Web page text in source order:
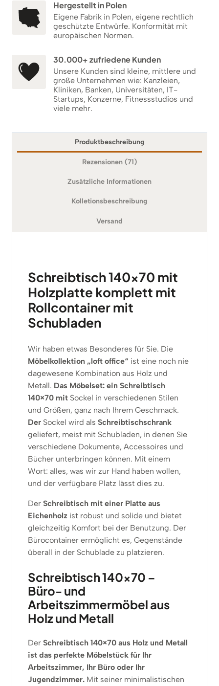
Hergestellt in Polen
Eigene Fabrik in Polen, eigene rechtlich
geschützte Entwürfe. Konformität mit
europäischen Normen.
30.000+ zufriedene Kunden
Unsere Kunden sind kleine, mittlere und
große Unternehmen wie: Kanzleien,
Kliniken, Banken, Universitäten, IT-
Startups, Konzerne, Fitnessstudios und
viele mehr.
Produktbeschreibung
Rezensionen (71)
Zusätzliche Informationen
Kolletionsbeschreibung
Versand
Schreibtisch 140×70 mit
Holzplatte komplett mit
Rollcontainer mit
Schubladen
Wir haben etwas Besonderes für Sie. Die
Möbelkollektion „loft office“ ist eine noch nie
dagewesene Kombination aus Holz und
Metall. Das Möbelset: ein Schreibtisch
140×70 mit Sockel in verschiedenen Stilen
und Größen, ganz nach Ihrem Geschmack.
Der Sockel wird als Schreibtischschrank
geliefert, meist mit Schubladen, in denen Sie
verschiedene Dokumente, Accessoires und
Bücher unterbringen können. Mit einem
Wort: alles, was wir zur Hand haben wollen,
und der verfügbare Platz lässt dies zu.
Der Schreibtisch mit einer Platte aus
Eichenholz ist robust und solide und bietet
gleichzeitig Komfort bei der Benutzung. Der
Bürocontainer ermöglicht es, Gegenstände
überall in der Schublade zu platzieren.
Schreibtisch 140×70 –
Büro- und
Arbeitszimmermöbel aus
Holz und Metall
Der Schreibtisch 140×70 aus Holz und Metall
ist das perfekte Möbelstück für Ihr
Arbeitszimmer, Ihr Büro oder Ihr
Jugendzimmer. Mit seiner minimalistischen